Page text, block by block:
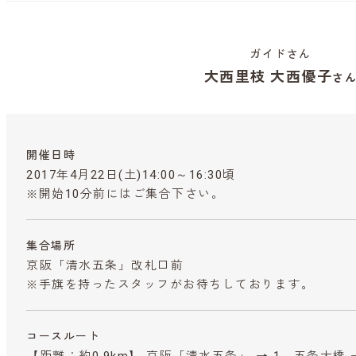
ガイドさん
大西里枝 大西優子さん
開催日時
2017年4月22日(土)14:00～16:30頃
※開始10分前にはご集合下さい。
集合場所
京阪「清水五条」改札口前
※手旗を持ったスタッフがお待ちしております。
コースルート